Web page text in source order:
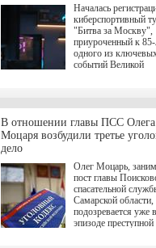
Началась
киберспортивный
"Битва за Москву",
приуроченный к
одного из
событий Великой
игре "Мир танков"
выступили
партия "Единая
игровая студия
В отношении главы ПСС Олега
Моцаря возбудили третье
дело
Олег Моцарь,
пост главы
спасательной
Самарской области,
подозревается уже
эпизоде преступной